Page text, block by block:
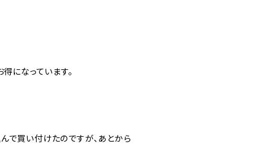
になっています。
で買い付けたのですが、あとから